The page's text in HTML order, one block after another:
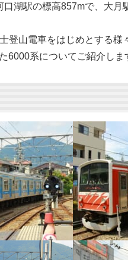
口湖駅の標高857mで、大
登山電車をはじめとする
6000系についてご紹介しま